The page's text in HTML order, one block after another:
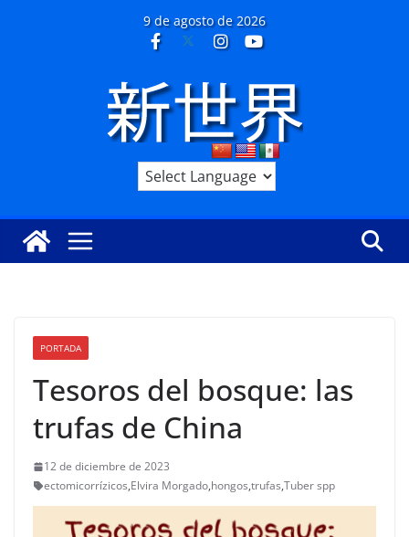
9 de agosto de 2026
PORTADA
Tesoros del bosque: las
trufas de China
12 de diciembre de 2023
ectomicorrízicos,Elvira Morgado,hongos,trufas,Tuber spp